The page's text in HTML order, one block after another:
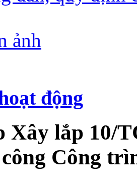
ảnh
động
Xây lắp 10/
Công